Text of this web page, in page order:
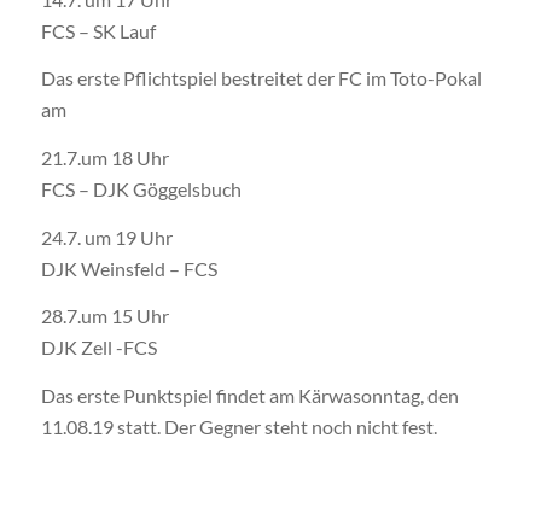
FCS – SK Lauf
Das erste Pflichtspiel bestreitet der FC im Toto-Pokal
am
21.7.um 18 Uhr
FCS – DJK Göggelsbuch
24.7. um 19 Uhr
DJK Weinsfeld – FCS
28.7.um 15 Uhr
DJK Zell -FCS
Das erste Punktspiel findet am Kärwasonntag, den
11.08.19 statt. Der Gegner steht noch nicht fest.